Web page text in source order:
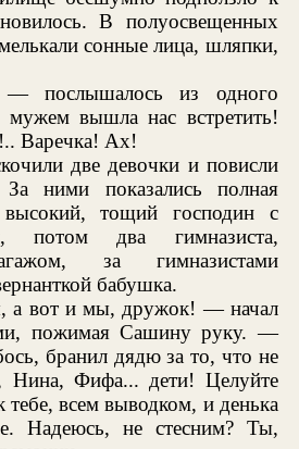
В полуосвещенных
сонные лица, шляпки,
из одного
вышла нас встретить!
Варечка! Ах!
две девочки и повисли
ними показались полная
тощий господин с
потом два гимназиста,
за гимназистами
бабушка.
вот и мы, дружок! — начал
пожимая Сашину руку. —
бранил дядю за то, что не
Нина, Фифа... дети! Целуйте
всем выводком, и денька
Надеюсь, не стесним? Ты,